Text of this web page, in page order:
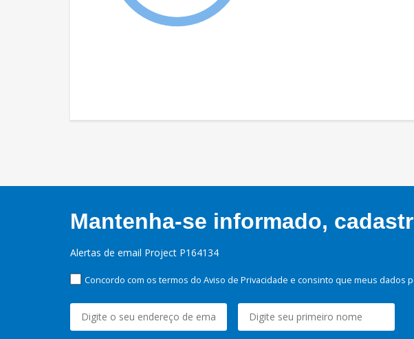
Mantenha-se informado,
Alertas de email Project P164134
Concordo com os termos do Aviso de Privacidade e consinto que meus